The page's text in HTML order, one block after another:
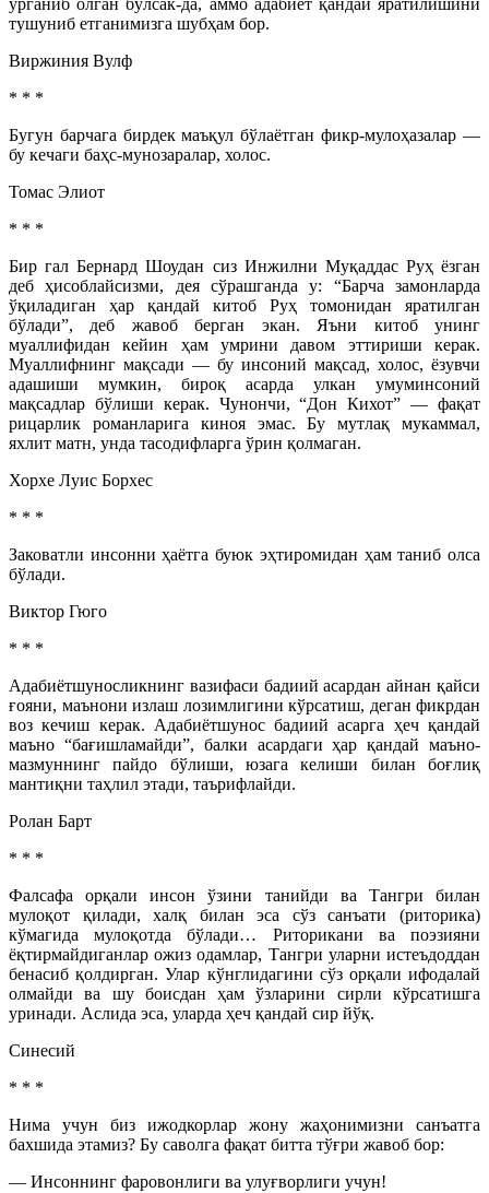
ўрганиб олган бўлсак-да, аммо адабиёт қандай яратилишини
тушуниб етганимизга шубҳам бор.
Виржиния Вулф
* * *
Бугун барчага бирдек маъқул бўлаётган фикр-мулоҳазалар —
бу кечаги баҳс-мунозаралар, холос.
Томас Элиот
* * *
Бир гал Бернард Шоудан сиз Инжилни Муқаддас Руҳ ёзган
деб ҳисоблайсизми, дея сўрашганда у: “Барча замонларда
ўқиладиган ҳар қандай китоб Руҳ томонидан яратилган
бўлади”, деб жавоб берган экан. Яъни китоб унинг
муаллифидан кейин ҳам умрини давом эттириши керак.
Муаллифнинг мақсади — бу инсоний мақсад, холос, ёзувчи
адашиши мумкин, бироқ асарда улкан умуминсоний
мақсадлар бўлиши керак. Чунончи, “Дон Кихот” — фақат
рицарлик романларига киноя эмас. Бу мутлақ мукаммал,
яхлит матн, унда тасодифларга ўрин қолмаган.
Хорхе Луис Борхес
* * *
Заковатли инсонни ҳаётга буюк эҳтиромидан ҳам таниб олса
бўлади.
Виктор Гюго
* * *
Адабиётшуносликнинг вазифаси бадиий асардан айнан қайси
ғояни, маънони излаш лозимлигини кўрсатиш, деган фикрдан
воз кечиш керак. Адабиётшунос бадиий асарга ҳеч қандай
маъно “бағишламайди”, балки асардаги ҳар қандай маъно-
мазмуннинг пайдо бўлиши, юзага келиши билан боғлиқ
мантиқни таҳлил этади, таърифлайди.
Ролан Барт
* * *
Фалсафа орқали инсон ўзини танийди ва Тангри билан
мулоқот қилади, халқ билан эса сўз санъати (риторика)
кўмагида мулоқотда бўлади… Риторикани ва поэзияни
ёқтирмайдиганлар ожиз одамлар, Тангри уларни истеъдоддан
бенасиб қолдирган. Улар кўнглидагини сўз орқали ифодалай
олмайди ва шу боисдан ҳам ўзларини сирли кўрсатишга
уринади. Аслида эса, уларда ҳеч қандай сир йўқ.
Синесий
* * *
Нима учун биз ижодкорлар жону жаҳонимизни санъатга
бахшида этамиз? Бу саволга фақат битта тўғри жавоб бор:
— Инсоннинг фаровонлиги ва улуғворлиги учун!